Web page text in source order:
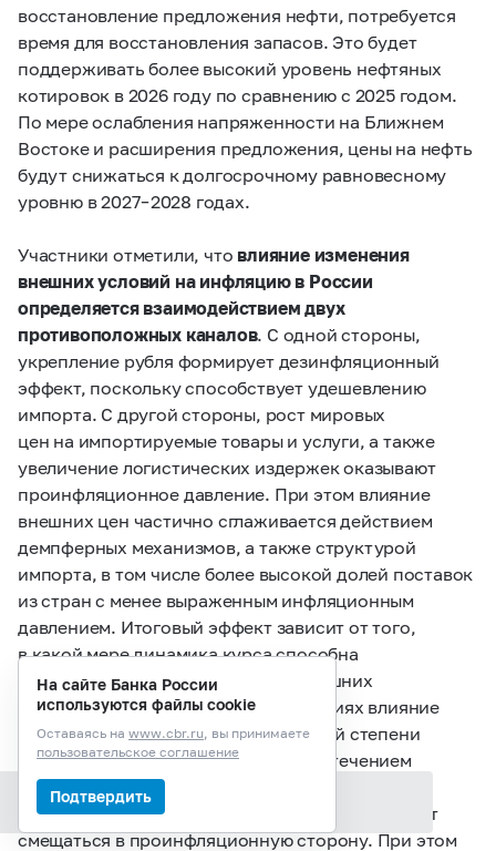
Содержание раздела
восстановление предложения нефти, потребуется
время для восстановления запасов. Это будет
поддерживать более высокий уровень нефтяных
котировок в 2026 году по сравнению с 2025 годом.
По мере ослабления напряженности на Ближнем
Востоке и расширения предложения, цены на нефть
будут снижаться к долгосрочному равновесному
уровню в 2027 – 2028 годах.
Участники отметили, что влияние изменения
внешних условий на инфляцию в России
определяется взаимодействием двух
противоположных каналов. С одной стороны,
укрепление рубля формирует дезинфляционный
эффект, поскольку способствует удешевлению
импорта. С другой стороны, рост мировых
цен на импортируемые товары и услуги, а также
увеличение логистических издержек оказывают
проинфляционное давление. При этом влияние
внешних цен частично сглаживается действием
демпферных механизмов, а также структурой
импорта, в том числе более высокой долей поставок
из стран с менее выраженным инфляционным
давлением. Итоговый эффект зависит от того,
в какой мере динамика курса способна
компенсировать перенос роста внешних
цен во внутренние. В текущих условиях влияние
по этим двум каналам в значительной степени
взаимно компенсируется. Однако с течением
времени, если конфликт затянется на вторую
половину года, его итоговое воздействие может
смещаться в проинфляционную сторону. При этом
На сайте Банка России
используются файлы cookie
Оставаясь на www.cbr.ru, вы принимаете
пользовательское соглашение
Подтвердить